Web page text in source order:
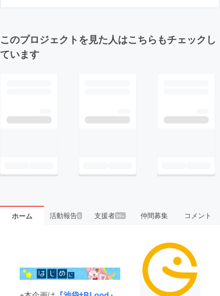
このプロジェクトを見た人はこちらもチェックし
ています
ホーム 活動報告6 支援者99+ 仲間募集 コメント